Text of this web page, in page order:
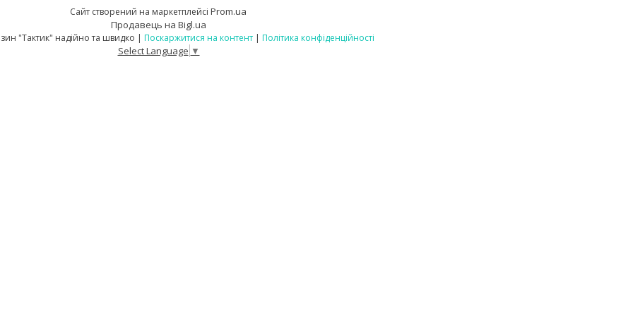
Сайт створений на маркетплейсі Prom.ua
Продавець на Bigl.ua
Інтернет-магазин "Тактик" надійно та швидко | Поскаржитися на контент | Політика конфіденційності
Select Language ▼